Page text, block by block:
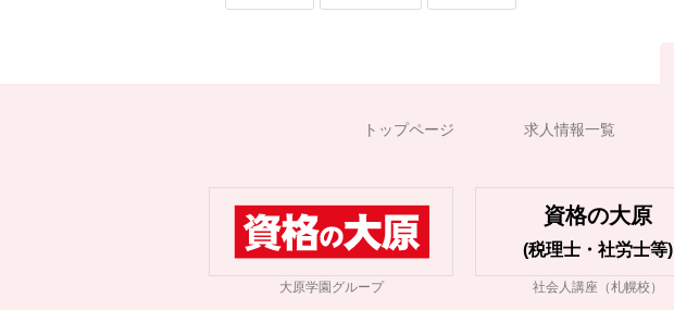
トップページ 求人情報一覧
大原学園グループ
資格の大原
(税理士・社労士等)
社会人講座（札幌校）